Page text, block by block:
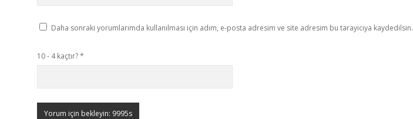
Daha sonraki yorumlarımda kullanılması için adım, e-posta adresim ve site adresim bu tarayıcıya kaydedilsin.
10 - 4 kaçtır?*